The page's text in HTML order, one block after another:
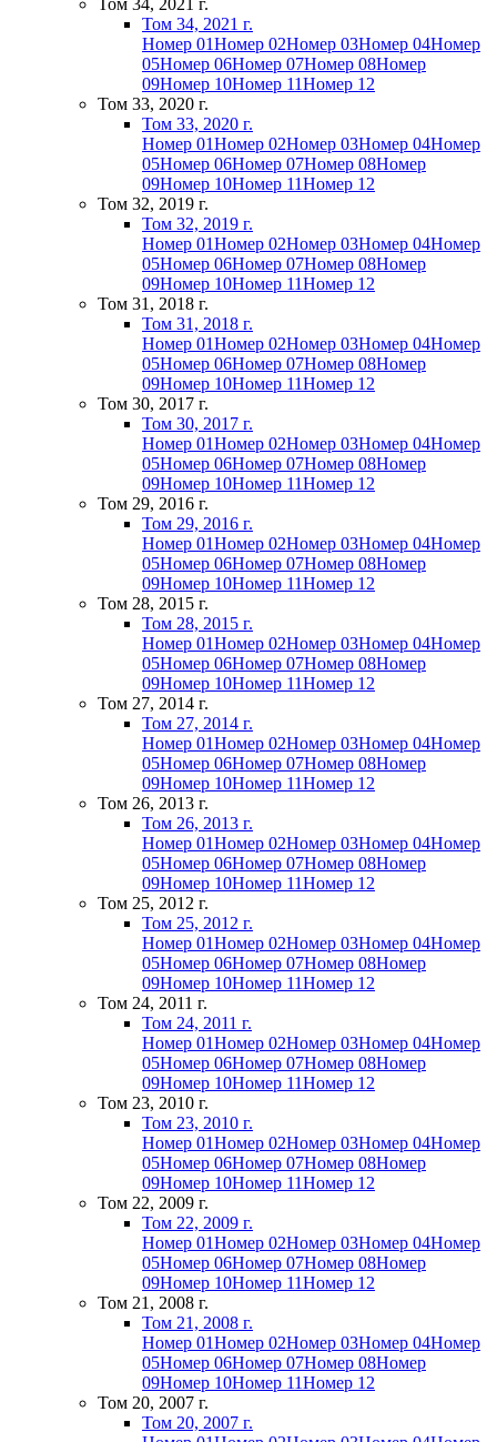
Том 34, 2021 г.
Том 34, 2021 г.
Номер 01Номер 02Номер 03Номер 04Номер
05Номер 06Номер 07Номер 08Номер
09Номер 10Номер 11Номер 12
Том 33, 2020 г.
Том 33, 2020 г.
Номер 01Номер 02Номер 03Номер 04Номер
05Номер 06Номер 07Номер 08Номер
09Номер 10Номер 11Номер 12
Том 32, 2019 г.
Том 32, 2019 г.
Номер 01Номер 02Номер 03Номер 04Номер
05Номер 06Номер 07Номер 08Номер
09Номер 10Номер 11Номер 12
Том 31, 2018 г.
Том 31, 2018 г.
Номер 01Номер 02Номер 03Номер 04Номер
05Номер 06Номер 07Номер 08Номер
09Номер 10Номер 11Номер 12
Том 30, 2017 г.
Том 30, 2017 г.
Номер 01Номер 02Номер 03Номер 04Номер
05Номер 06Номер 07Номер 08Номер
09Номер 10Номер 11Номер 12
Том 29, 2016 г.
Том 29, 2016 г.
Номер 01Номер 02Номер 03Номер 04Номер
05Номер 06Номер 07Номер 08Номер
09Номер 10Номер 11Номер 12
Том 28, 2015 г.
Том 28, 2015 г.
Номер 01Номер 02Номер 03Номер 04Номер
05Номер 06Номер 07Номер 08Номер
09Номер 10Номер 11Номер 12
Том 27, 2014 г.
Том 27, 2014 г.
Номер 01Номер 02Номер 03Номер 04Номер
05Номер 06Номер 07Номер 08Номер
09Номер 10Номер 11Номер 12
Том 26, 2013 г.
Том 26, 2013 г.
Номер 01Номер 02Номер 03Номер 04Номер
05Номер 06Номер 07Номер 08Номер
09Номер 10Номер 11Номер 12
Том 25, 2012 г.
Том 25, 2012 г.
Номер 01Номер 02Номер 03Номер 04Номер
05Номер 06Номер 07Номер 08Номер
09Номер 10Номер 11Номер 12
Том 24, 2011 г.
Том 24, 2011 г.
Номер 01Номер 02Номер 03Номер 04Номер
05Номер 06Номер 07Номер 08Номер
09Номер 10Номер 11Номер 12
Том 23, 2010 г.
Том 23, 2010 г.
Номер 01Номер 02Номер 03Номер 04Номер
05Номер 06Номер 07Номер 08Номер
09Номер 10Номер 11Номер 12
Том 22, 2009 г.
Том 22, 2009 г.
Номер 01Номер 02Номер 03Номер 04Номер
05Номер 06Номер 07Номер 08Номер
09Номер 10Номер 11Номер 12
Том 21, 2008 г.
Том 21, 2008 г.
Номер 01Номер 02Номер 03Номер 04Номер
05Номер 06Номер 07Номер 08Номер
09Номер 10Номер 11Номер 12
Том 20, 2007 г.
Том 20, 2007 г.